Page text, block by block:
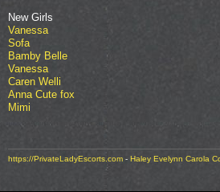
New Girls
Vanessa
Sofa
Bamby Belle
Vanessa
Caren Welli
Anna Cute fox
Mimi
https://PrivateLadyEscorts.com - Haley Evelynn Carola